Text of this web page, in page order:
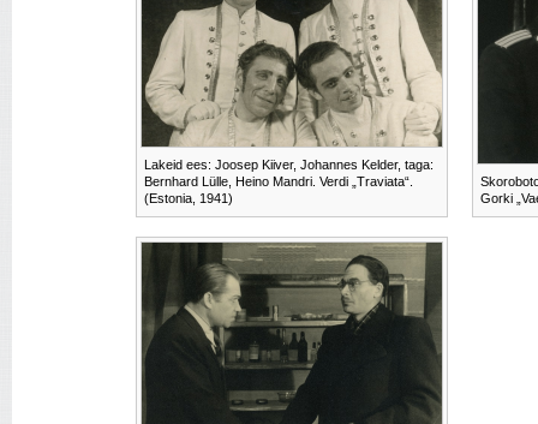
Lakeid ees: Joosep Kiiver, Johannes Kelder, taga:
Bernhard Lülle, Heino Mandri. Verdi „Traviata“.
(Estonia, 1941)
Gorki